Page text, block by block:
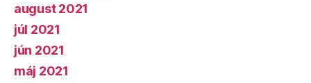
august 2021
júl 2021
jún 2021
máj 2021